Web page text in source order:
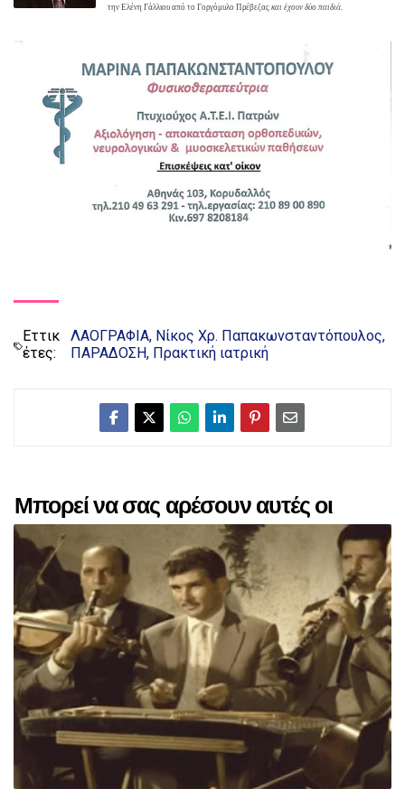
την Ελένη Γάλλιου από το Γοργόμυλο Πρέβεζαςκαι έχουν δύο παιδιά.
Εττικ
έτες:
ΛΑΟΓΡΑΦΙΑ Νίκος Χρ. Παπακωνσταντόπουλος
ΠΑΡΑΔΟΣΗ
Πρακτική ιατρική
Μπορεί να σας αρέσουν αυτές οι
αναρτήσεις